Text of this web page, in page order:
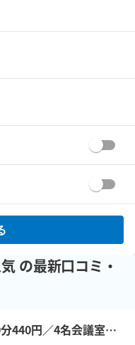
の最新口コミ・
【赤坂見附駅すぐの会議室◎】30分440円／4名会議室＜RoomB＞ モニター有 ※予約時間前は入室不可